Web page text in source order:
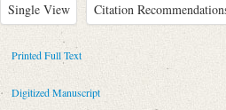
Single View Citation
Metadata Concerning Header
Sender: Karl Friedrich Alexander
Recipient: August Wilhelm von
Printed Full Text
Digitized Manuscript